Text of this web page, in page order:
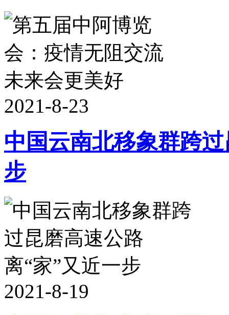
2021-8-23
中国云南北移象群跨
步
2021-8-19